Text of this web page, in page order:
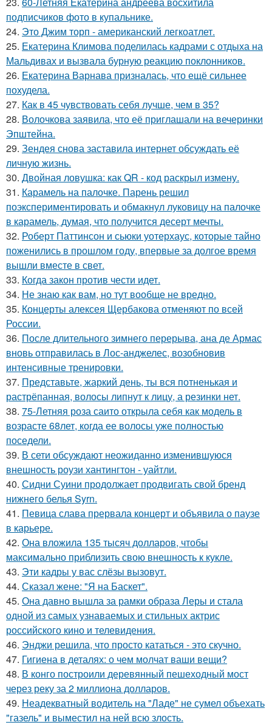
подписчиков фото в купальнике.
24. Это Джим торп - американский легкоатлет.
25. Екатерина Климова поделилась кадрами с отдыха на
Мальдивах и вызвала бурную реакцию поклонников.
26. Екатерина Варнава призналась, что ещё сильнее
похудела.
27. Как в 45 чувствовать себя лучше, чем в 35?
28. Волочкова заявила, что её приглашали на вечеринки
Эпштейна.
29. Зендея снова заставила интернет обсуждать её
личную жизнь.
30. Двойная ловушка: как QR - код раскрыл измену.
31. Карамель на палочке. Парень решил
поэкспериментировать и обмакнул луковицу на палочке
в карамель, думая, что получится десерт мечты.
32. Роберт Паттинсон и сьюки уотерхаус, которые тайно
поженились в прошлом году, впервые за долгое время
вышли вместе в свет.
33. Когда закон против чести идет.
34. Не знаю как вам, но тут вообще не вредно.
35. Концерты алексея Щербакова отменяют по всей
России.
36. После длительного зимнего перерыва, ана де Армас
вновь отправилась в Лос-анджелес, возобновив
интенсивные тренировки.
37. Представьте, жаркий день, ты вся потненькая и
растрёпанная, волосы липнут к лицу, а резинки нет.
38. 75-Летняя роза саито открыла себя как модель в
возрасте 68лет, когда ее волосы уже полностью
поседели.
39. В сети обсуждают неожиданно изменившуюся
внешность роузи хантингтон - уайтли.
40. Сидни Суини продолжает продвигать свой бренд
нижнего белья Syrn.
41. Певица слава прервала концерт и объявила о паузе
в карьере.
42. Она вложила 135 тысяч долларов, чтобы
максимально приблизить свою внешность к кукле.
43. Эти кадры у вас слёзы вызовут.
44. Сказал жене: "Я на Баскет".
45. Она давно вышла за рамки образа Леры и стала
одной из самых узнаваемых и стильных актрис
российского кино и телевидения.
46. Энджи решила, что просто кататься - это скучно.
47. Гигиена в деталях: о чем молчат ваши вещи?
48. В конго построили деревянный пешеходный мост
через реку за 2 миллиона долларов.
49. Неадекватный водитель на "Ладе" не сумел объехать
"газель" и выместил на ней всю злость.